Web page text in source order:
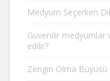
Medyum Seçerken
Güvenilir medyumlar
edilir?
Zengin Olma Büyüsü